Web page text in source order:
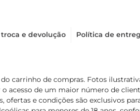
e devolução Política de
carrinho de compras. Fotos
acesso de um maior número de
e condições são exclusivos